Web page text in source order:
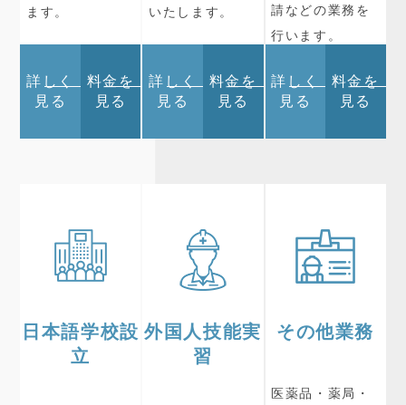
ます。
詳しく
見る
料金を
見る
いたします。
詳しく
見る
料金を
見る
請などの業務を
行います。
詳しく
見る
料金を
見る
日本語学校設
立
外国人技能実
習
その他業務
医薬品・薬局・